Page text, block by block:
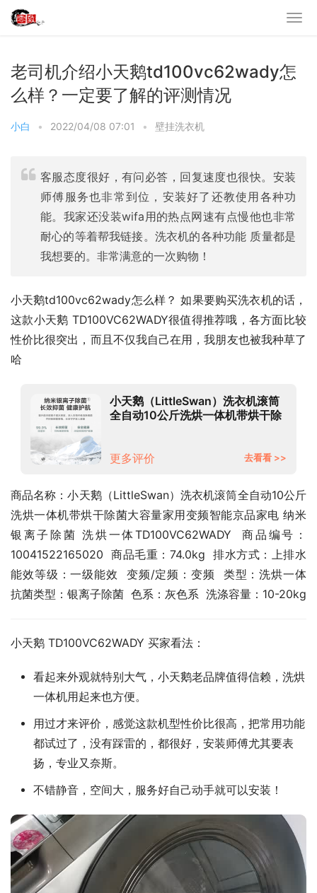
老司机介绍小天鹅td100vc62wady怎
么样？一定要了解的评测情况
小白 • 2022/04/08 07:01 • 壁挂洗衣机
客服态度很好，有问必答，回复速度也很快。安装
师傅服务也非常到位，安装好了还教使用各种功
能。我家还没装wifa用的热点网速有点慢他也非常
耐心的等着帮我链接。洗衣机的各种功能 质量都是
我想要的。非常满意的一次购物！
小天鹅td100vc62wady怎么样？ 如果要购买洗衣机的话，
这款小天鹅 TD100VC62WADY很值得推荐哦，各方面比较
性价比很突出，而且不仅我自己在用，我朋友也被我种草了
哈
小天鹅（LittleSwan）洗衣机滚筒
全自动10公斤洗烘一体机带烘干除
TD100VC62WADY
更多评价 去看看 >>
商品名称：小天鹅（LittleSwan）洗衣机滚筒全自动10公斤
洗烘一体机带烘干除菌大容量家用变频智能京品家电 纳米
银离子除菌 洗烘一体TD100VC62WADY  商品编号：
10041522165020  商品毛重：74.0kg  排水方式：上排水
能效等级：一级能效  变频/定频：变频  类型：洗烘一体
抗菌类型：银离子除菌  色系：灰色系  洗涤容量：10-20kg
小天鹅 TD100VC62WADY 买家看法：
看起来外观就特别大气，小天鹅老品牌值得信赖，洗烘
一体机用起来也方便。
用过才来评价，感觉这款机型性价比很高，把常用功能
都试过了，没有踩雷的，都很好，安装师傅尤其要表
扬，专业又奈斯。
不错静音，空间大，服务好自己动手就可以安装！